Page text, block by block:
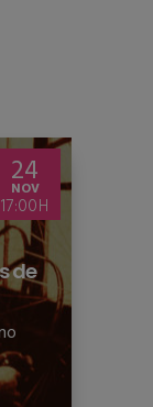
24
NOV
17:00
de